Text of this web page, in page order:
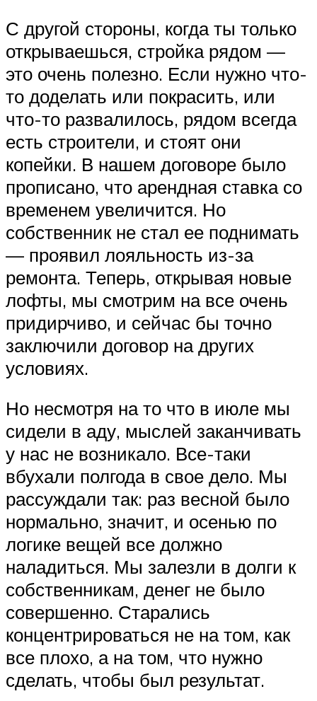
С другой стороны, когда ты только
открываешься, стройка рядом —
это очень полезно. Если нужно что-
то доделать или покрасить, или
что-то развалилось, рядом всегда
есть строители, и стоят они
копейки. В нашем договоре было
прописано, что арендная ставка со
временем увеличится. Но
собственник не стал ее поднимать
— проявил лояльность из-за
ремонта. Теперь, открывая новые
лофты, мы смотрим на все очень
придирчиво, и сейчас бы точно
заключили договор на других
условиях.
Но несмотря на то что в июле мы
сидели в аду, мыслей заканчивать
у нас не возникало. Все-таки
вбухали полгода в свое дело. Мы
рассуждали так: раз весной было
нормально, значит, и осенью по
логике вещей все должно
наладиться. Мы залезли в долги к
собственникам, денег не было
совершенно. Старались
концентрироваться не на том, как
все плохо, а на том, что нужно
сделать, чтобы был результат.